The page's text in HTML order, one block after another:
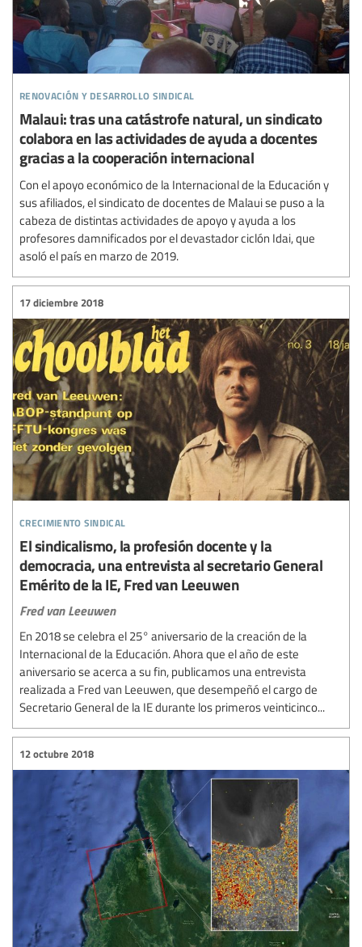
renovación y desarrollo sindical
Malaui: tras una catástrofe natural, un sindicato
colabora en las actividades de ayuda a docentes
gracias a la cooperación internacional
Con el apoyo económico de la Internacional de la Educación y
sus afiliados, el sindicato de docentes de Malaui se puso a la
cabeza de distintas actividades de apoyo y ayuda a los
profesores damnificados por el devastador ciclón Idai, que
asoló el país en marzo de 2019.
crecimiento sindical
17 diciembre 2018
El sindicalismo, la profesión docente y la
democracia, una entrevista al secretario General
Emérito de la IE, Fred van Leeuwen
Fred van Leeuwen
En 2018 se celebra el 25° aniversario de la creación de la
Internacional de la Educación. Ahora que el año de este
aniversario se acerca a su fin, publicamos una entrevista
realizada a Fred van Leeuwen, que desempeñó el cargo de
Secretario General de la IE durante los primeros veinticinco...
12 octubre 2018